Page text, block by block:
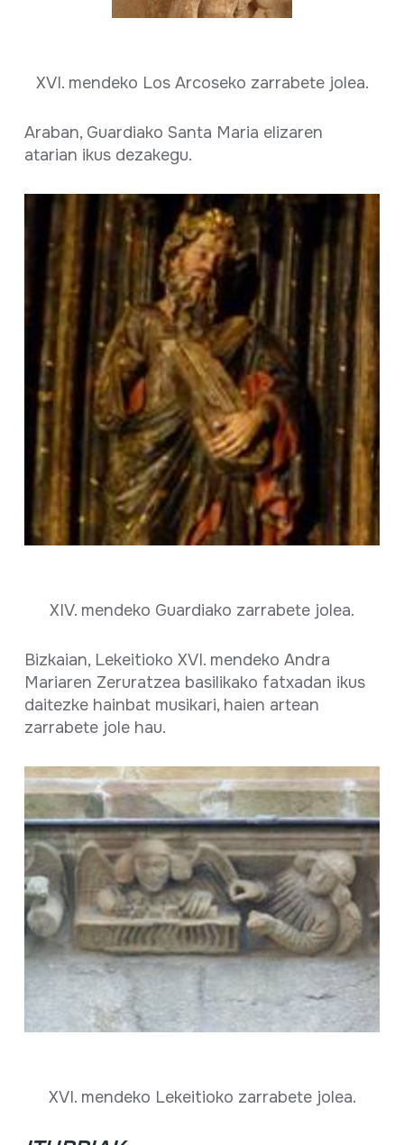
XVI. mendeko Los Arcoseko zarrabete jolea.
Araban, Guardiako Santa Maria elizaren
atarian ikus dezakegu.
XIV. mendeko Guardiako zarrabete jolea.
Bizkaian, Lekeitioko XVI. mendeko Andra
Mariaren Zeruratzea basilikako fatxadan ikus
daitezke hainbat musikari, haien artean
zarrabete jole hau.
XVI. mendeko Lekeitioko zarrabete jolea.